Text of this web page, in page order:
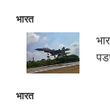
भारत
भारत